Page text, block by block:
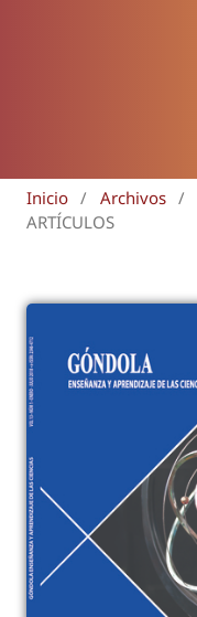
Inicio / Archivos /
ARTÍCULOS